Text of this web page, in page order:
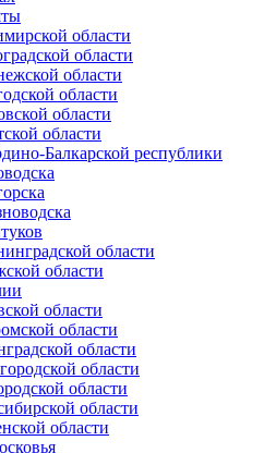
области
области
области
области
области
области
Балкарской республики
области
области
области
области
области
области
области
области
области